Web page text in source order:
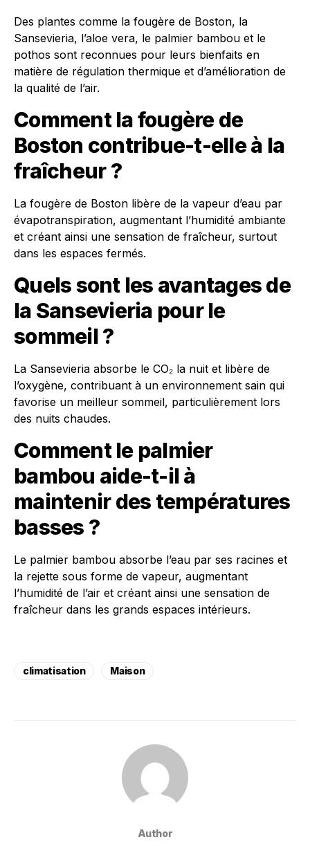
Des plantes comme la fougère de Boston, la
Sansevieria, l’aloe vera, le palmier bambou et le
pothos sont reconnues pour leurs bienfaits en
matière de régulation thermique et d’amélioration de
la qualité de l’air.
Comment la fougère de
Boston contribue-t-elle à la
fraîcheur ?
La fougère de Boston libère de la vapeur d’eau par
évapotranspiration, augmentant l’humidité ambiante
et créant ainsi une sensation de fraîcheur, surtout
dans les espaces fermés.
Quels sont les avantages de
la Sansevieria pour le
sommeil ?
La Sansevieria absorbe le CO₂ la nuit et libère de
l’oxygène, contribuant à un environnement sain qui
favorise un meilleur sommeil, particulièrement lors
des nuits chaudes.
Comment le palmier
bambou aide-t-il à
maintenir des températures
basses ?
Le palmier bambou absorbe l’eau par ses racines et
la rejette sous forme de vapeur, augmentant
l’humidité de l’air et créant ainsi une sensation de
fraîcheur dans les grands espaces intérieurs.
climatisation Maison
Author